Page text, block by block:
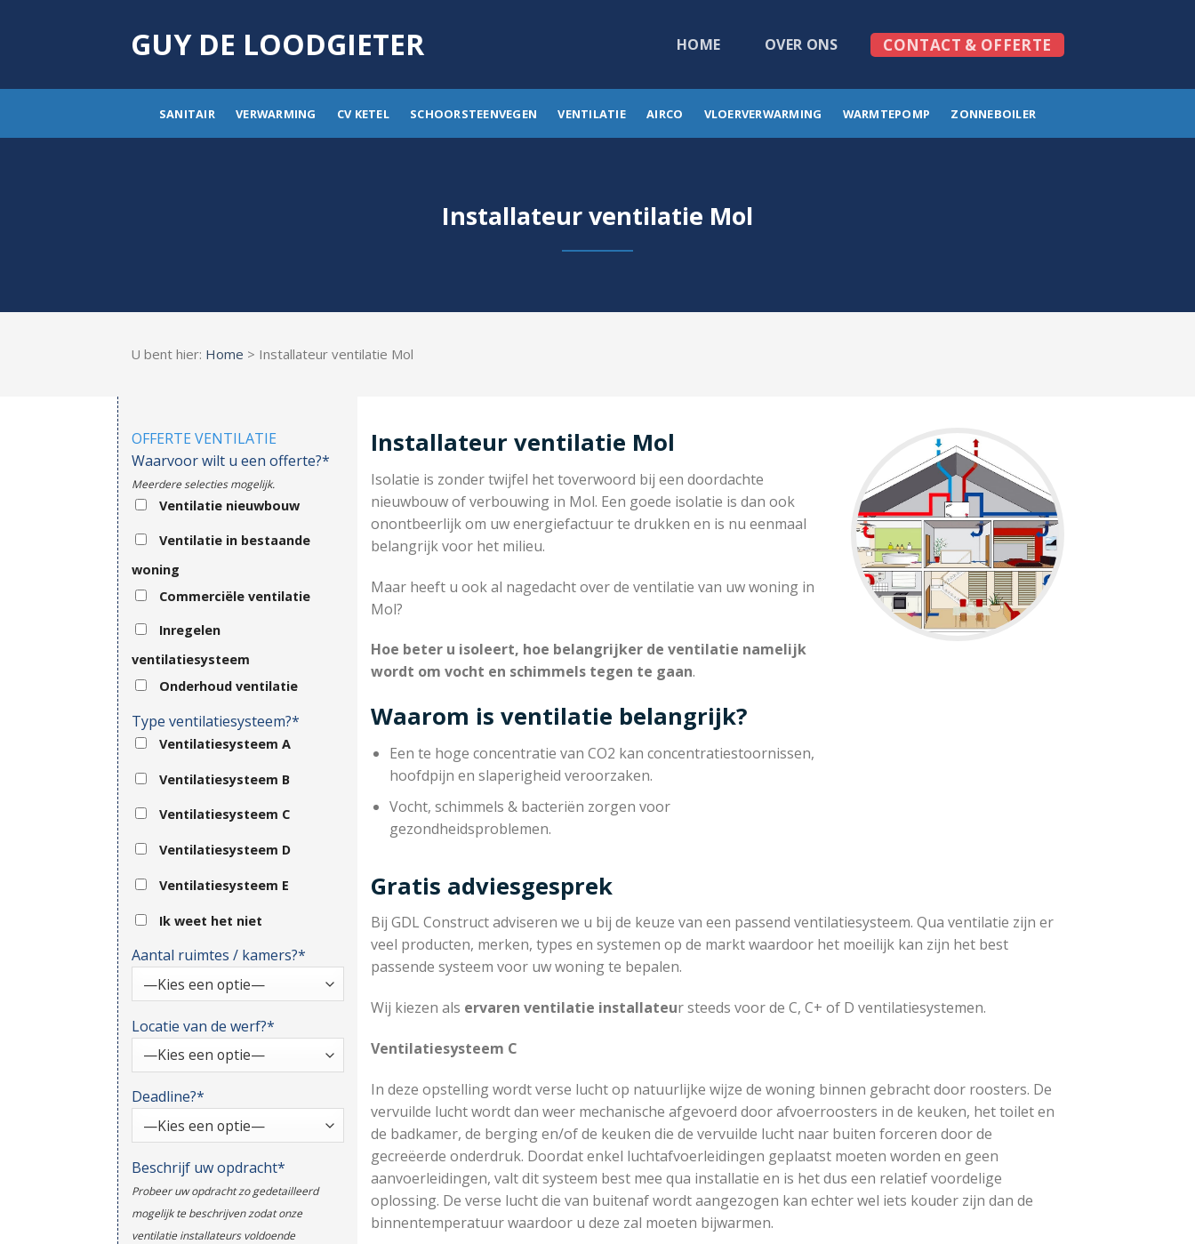
GUY DE LOODGIETER HOME OVER ONS CONTACT & OFFERTE
SANITAIR VERWARMING CV KETEL SCHOORSTEENVEGEN VENTILATIE AIRCO VLOERVERWARMING WARMTEPOMP ZONNEBOILER
Installateur ventilatie Mol
U bent hier: Home > Installateur ventilatie Mol
OFFERTE VENTILATIE
Waarvoor wilt u een offerte?*
Meerdere selecties mogelijk.
Ventilatie nieuwbouw
Ventilatie in bestaande
woning
Commerciële ventilatie
Inregelen
ventilatiesysteem
Onderhoud ventilatie
Type ventilatiesysteem?*
Ventilatiesysteem A
Ventilatiesysteem B
Ventilatiesysteem C
Ventilatiesysteem D
Ventilatiesysteem E
Ik weet het niet
Aantal ruimtes / kamers?*
Locatie van de werf?*
Deadline?*
Beschrijf uw opdracht*
Probeer uw opdracht zo gedetailleerd
mogelijk te beschrijven zodat onze
ventilatie installateurs voldoende
Installateur ventilatie Mol
Isolatie is zonder twijfel het toverwoord bij een doordachte
nieuwbouw of verbouwing in Mol. Een goede isolatie is dan ook
onontbeerlijk om uw energiefactuur te drukken en is nu eenmaal
belangrijk voor het milieu.
Maar heeft u ook al nagedacht over de ventilatie van uw woning in
Mol?
Hoe beter u isoleert, hoe belangrijker de ventilatie namelijk
wordt om vocht en schimmels tegen te gaan.
Waarom is ventilatie belangrijk?
Een te hoge concentratie van CO2 kan concentratiestoornissen,
hoofdpijn en slaperigheid veroorzaken.
Vocht, schimmels & bacteriën zorgen voor
gezondheidsproblemen.
Gratis adviesgesprek
Bij GDL Construct adviseren we u bij de keuze van een passend ventilatiesysteem. Qua ventilatie zijn er
veel producten, merken, types en systemen op de markt waardoor het moeilijk kan zijn het best
passende systeem voor uw woning te bepalen.
Wij kiezen als ervaren ventilatie installateur steeds voor de C, C+ of D ventilatiesystemen.
Ventilatiesysteem C
In deze opstelling wordt verse lucht op natuurlijke wijze de woning binnen gebracht door roosters. De
vervuilde lucht wordt dan weer mechanische afgevoerd door afvoerroosters in de keuken, het toilet en
de badkamer, de berging en/of de keuken die de vervuilde lucht naar buiten forceren door de
gecreëerde onderdruk. Doordat enkel luchtafvoerleidingen geplaatst moeten worden en geen
aanvoerleidingen, valt dit systeem best mee qua installatie en is het dus een relatief voordelige
oplossing. De verse lucht die van buitenaf wordt aangezogen kan echter wel iets kouder zijn dan de
binnentemperatuur waardoor u deze zal moeten bijwarmen.